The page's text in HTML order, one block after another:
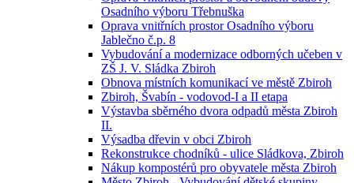
Osadního výboru Třebnuška
Oprava vnitřních prostor Osadního výboru
Jablečno č.p. 8
Vybudování a modernizace odborných učeben v
ZŠ J. V. Sládka Zbiroh
Obnova místních komunikací ve městě Zbiroh
Zbiroh, Švabín - vodovod-I a II etapa
Výstavba sběrného dvora odpadů města Zbiroh
II.
Výsadba dřevin v obci Zbiroh
Rekonstrukce chodníků - ulice Sládkova, Zbiroh
Nákup kompostérů pro obyvatele města Zbiroh